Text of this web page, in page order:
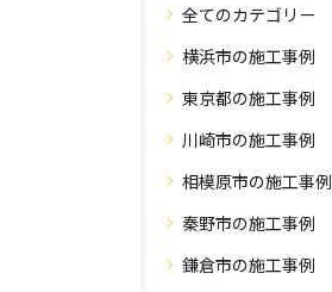
全てのカテゴリー
横浜市の施工事例
東京都の施工事例
川崎市の施工事例
相模原市の施工事例
秦野市の施工事例
鎌倉市の施工事例